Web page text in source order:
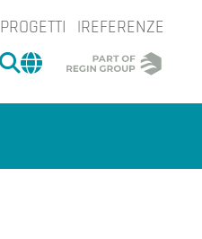
PROGETTI
REFERENZE
CERCA
CHANGE MARKET